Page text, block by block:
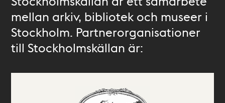
mellan arkiv, bibliotek och museer i
Stockholm. Partnerorganisationer
till Stockholmskällan är: